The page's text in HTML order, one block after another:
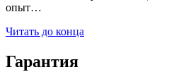
опыт…
Читать до конца
Гарантия